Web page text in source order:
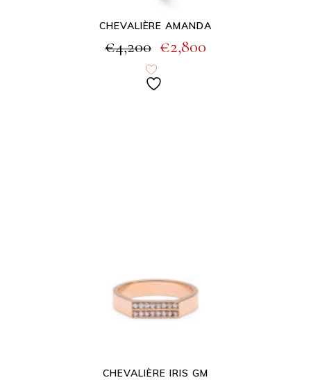
CHEVALIÈRE AMANDA
€4,200 €2,800
CHEVALIÈRE IRIS GM